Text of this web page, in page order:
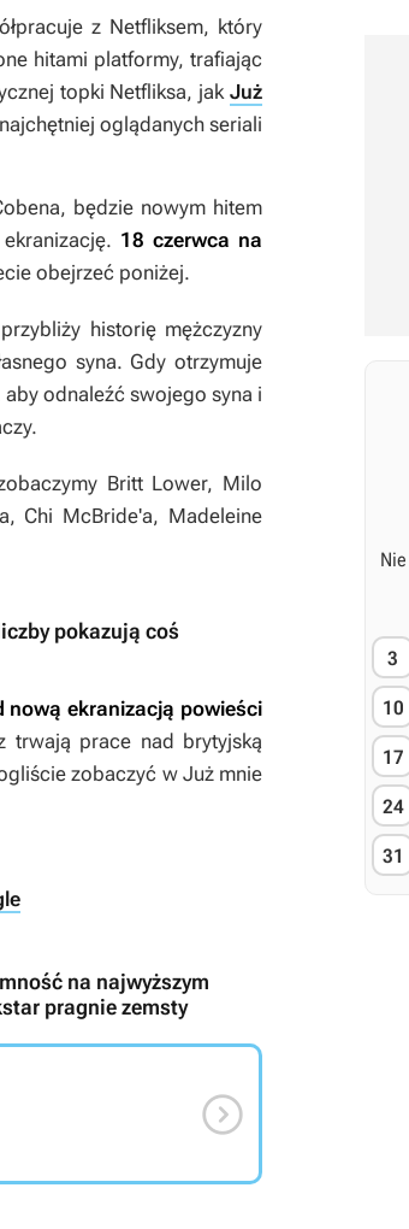
z Netfliksem, który
hitami platformy, trafiając
topki Netfliksa, jak Już
oglądanych seriali
będzie nowym hitem
18 czerwca na
obejrzeć poniżej.
historię mężczyzny
syna. Gdy otrzymuje
odnaleźć swojego syna i
Britt Lower, Milo
Chi McBride'a, Madeleine
pokazują coś
nową ekranizacją powieści
trwają prace nad brytyjską
zobaczyć w Już mnie
na najwyższym
pragnie zemsty

Nie
3
10
17
24
31